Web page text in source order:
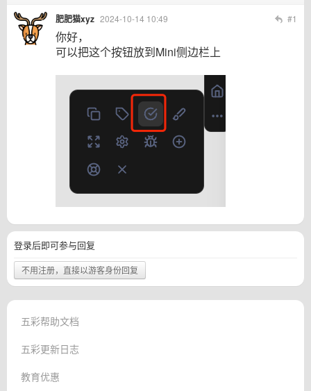
肥肥猫xyz 2024-10-14 10:49 #1
你好，
可以把这个按钮放到Mini侧边栏上
登录后即可参与回复
不用注册，直接以游客身份回复
五彩帮助文档
五彩更新日志
教育优惠